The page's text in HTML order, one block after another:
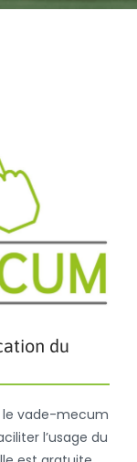
du
le vade-mecum
l’usage du